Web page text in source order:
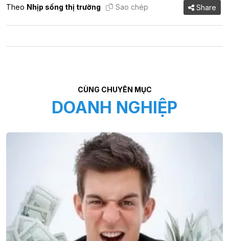
Theo Nhịp sống thị trường Sao chép Share
CÙNG CHUYÊN MỤC
DOANH NGHIỆP